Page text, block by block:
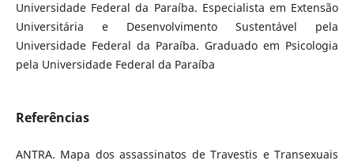
Universidade Federal da Paraíba. Especialista em Extensão
Universitária e Desenvolvimento Sustentável pela
Universidade Federal da Paraíba. Graduado em Psicologia
pela Universidade Federal da Paraíba
Referências
ANTRA. Mapa dos assassinatos de Travestis e Transexuais